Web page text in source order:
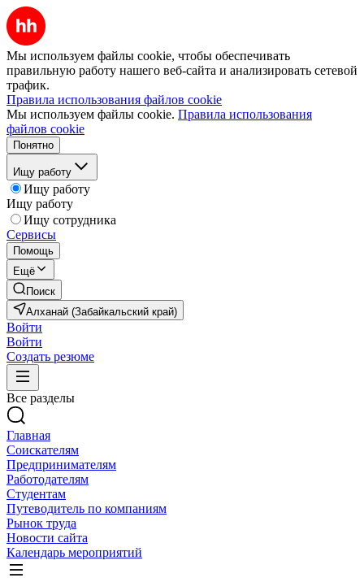
Мы используем файлы cookie, чтобы обеспечивать
правильную работу нашего веб-сайта и анализировать сетевой
трафик.
Правила использования файлов cookie
Мы используем файлы cookie. Правила использования
файлов cookie
Понятно
Ищу работу
Ищу работу
Ищу работу
Ищу сотрудника
Сервисы
Помощь
Ещё
Поиск
Алханай (Забайкальский край)
Войти
Войти
Создать резюме
Все разделы
Главная
Соискателям
Предпринимателям
Работодателям
Студентам
Путеводитель по компаниям
Рынок труда
Новости сайта
Календарь мероприятий